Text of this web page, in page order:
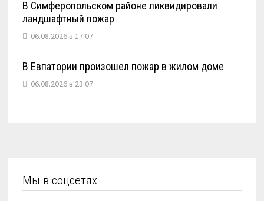
В Симферопольском районе ликвидировали
ландшафтный пожар
06.08.2026 в 17:07
В Евпатории произошел пожар в жилом доме
06.08.2026 в 23:07
Мы в соцсетях